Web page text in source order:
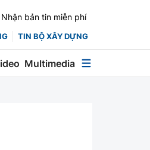
Nhận bản tin miễn phí
TIN BỘ XÂY DỰNG
Multimedia